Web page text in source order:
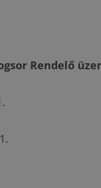
Rendelő